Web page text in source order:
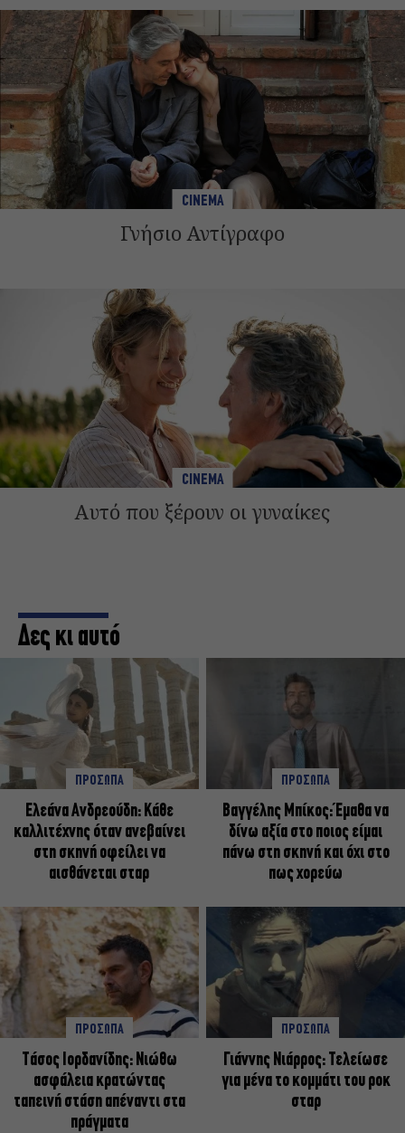
CINEMA
Γνήσιο Αντίγραφο
CINEMA
Αυτό που ξέρουν οι γυναίκες
Δες κι αυτό
ΠΡΟΣΩΠΑ
Ελεάνα Ανδρεούδη: Κάθε
καλλιτέχνης όταν ανεβαίνει
στη σκηνή οφείλει να
αισθάνεται σταρ
ΠΡΟΣΩΠΑ
Βαγγέλης Μπίκος: Έμαθα να
δίνω αξία στο ποιος είμαι
πάνω στη σκηνή και όχι στο
πως χορεύω
ΠΡΟΣΩΠΑ
Tάσος Ιορδανίδης: Νιώθω
ασφάλεια κρατώντας
ταπεινή στάση απέναντι στα
πράγματα
ΠΡΟΣΩΠΑ
Γιάννης Νιάρρος: Τελείωσε
για μένα το κομμάτι του ροκ
σταρ